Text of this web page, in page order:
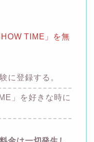
TIME」を無
に登録する。
」を好きな時に